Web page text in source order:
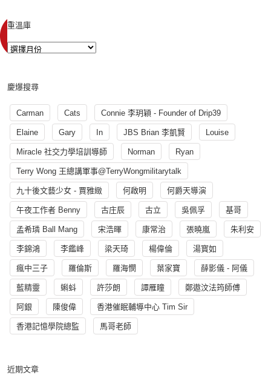
重溫庫
慶爆搜尋
Carman Cats Connie 李玥穎 - Founder of Drip39
Elaine Gary In JBS Brian 李凱賢 Louise
Miracle 社交力學培訓導師 Norman Ryan
Terry Wong 王總講軍事@TerryWongmilitarytalk
九十後文藝少女 - 賈雅緻 何啟明 何爵天導演
午夜工作者 Benny 古庄辰 古立 吳佩孚 基哥
孟希璘 Ball Mang 宋浩暉 康常治 張曉嵐 朱利安
李錦鴻 李鑑峰 梁天琦 楊偉倫 湯寳如
瘋中三子 羅倫斯 羅海憫 葉家寶 薛影儀 - 阿儀
藍精靈 蝌蚪 許莎朗 譚雁瞳 鄭遨汶法筠師傅
阿銀 陳俊偉 香港催眠輔導中心 Tim Sir
香港記憶學院總監 馬哥老師
近期文章